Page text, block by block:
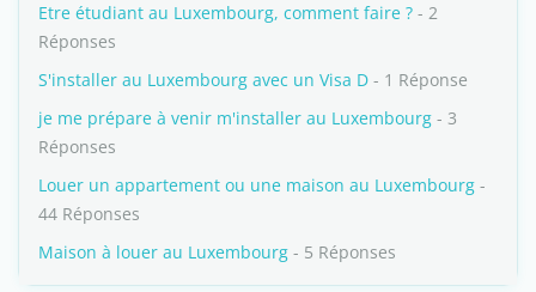
Etre étudiant au Luxembourg, comment faire ? - 2
Réponses
S'installer au Luxembourg avec un Visa D - 1 Réponse
je me prépare à venir m'installer au Luxembourg - 3
Réponses
Louer un appartement ou une maison au Luxembourg -
44 Réponses
Maison à louer au Luxembourg - 5 Réponses